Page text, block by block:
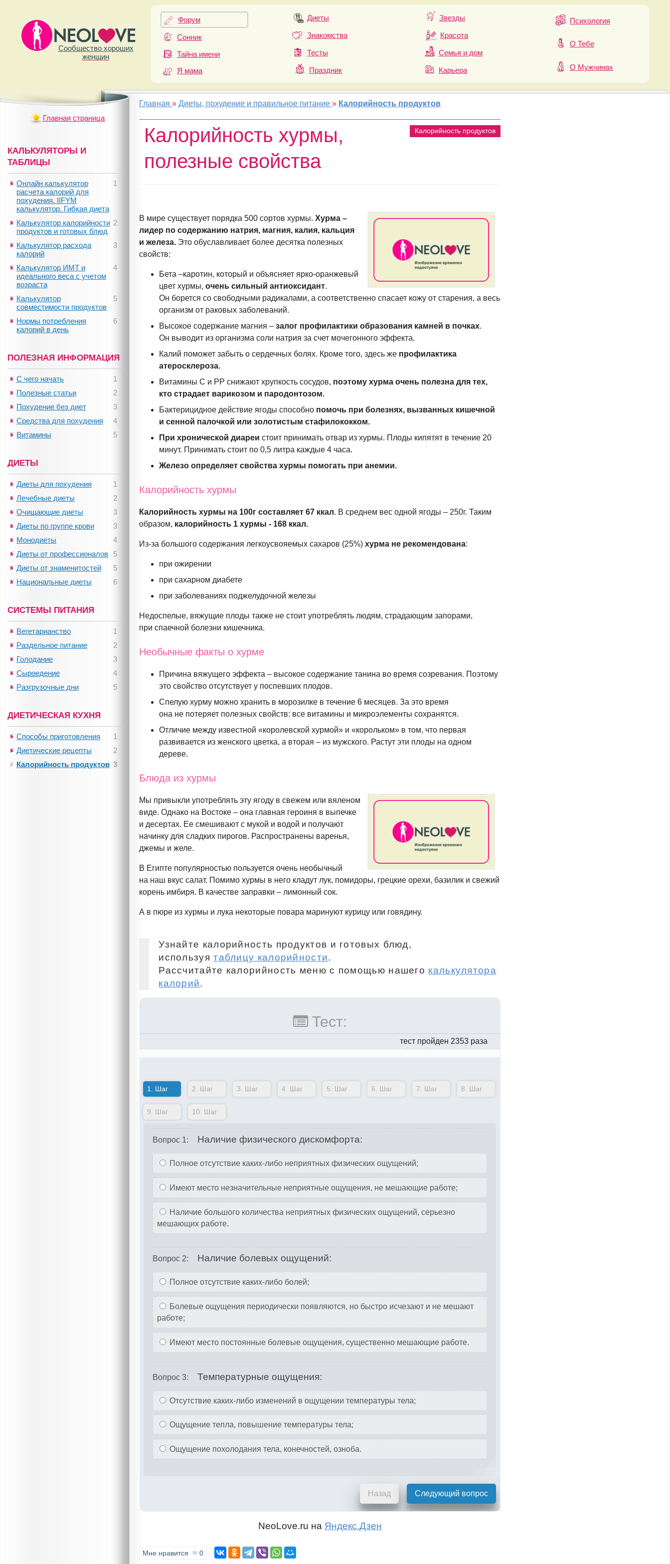
Сообщество хороших
женщин
Форум
Сонник
Тайна имени
Я мама
Диеты
Знакомства
Тесты
Праздник
Звезды
Красота
Семья и дом
Карьера
Психология
О Тебе
О Мужчинах
Главная »Диеты, похудение и правильное питание » Калорийность продуктов
Калорийность продуктов
Калорийность хурмы,
полезные свойства
В мире существует порядка 500 сортов хурмы.Хурма –
лидер по содержанию натрия, магния, калия, кальция
и железа. Это обуславливает более десятка полезных
свойств:
Бета –каротин, который и объясняет ярко-оранжевый
цвет хурмы,очень сильный антиоксидант.
Он борется со свободными радикалами, а соответственно спасает кожу от старения, а весь
организм от раковых заболеваний.
Высокое содержание магния –залог профилактики образования камней в почках.
Он выводит из организма соли натрия за счет мочегонного эффекта.
Калий поможет забыть о сердечных болях. Кроме того, здесь же профилактика
атеросклероза.
Витамины С и РР снижают хрупкость сосудов, поэтому хурма очень полезна для тех,
кто страдает варикозом и пародонтозом.
Бактерицидное действие ягоды способно помочь при болезнях, вызванных кишечной
и сенной палочкой или золотистым стафилококком.
При хронической диареи стоит принимать отвар из хурмы. Плоды кипятят в течение 20
минут. Принимать стоит по 0,5 литра каждые 4 часа.
Железо определяет свойства хурмы помогать при анемии.
Калорийность хурмы
Калорийность хурмы на 100г составляет 67 ккал. В среднем вес одной ягоды – 250г. Таким
образом, калорийность 1 хурмы - 168 ккал.
Из-за большого содержания легкоусвояемых сахаров (25%)хурма не рекомендована:
при ожирении
при сахарном диабете
при заболеваниях поджелудочной железы
Недоспелые, вяжущие плоды также не стоит употреблять людям, страдающим запорами,
при спаечной болезни кишечника.
Необычные факты о хурме
Причина вяжущего эффекта – высокое содержание танина во время созревания. Поэтому
это свойство отсутствует у поспевших плодов.
Спелую хурму можно хранить в морозилке в течение 6 месяцев. За это время
она не потеряет полезных свойств: все витамины и микроэлементы сохранятся.
Отличие между известной «королевской хурмой» и «корольком» в том, что первая
развивается из женского цветка, а вторая – из мужского. Растут эти плоды на одном
дереве.
Блюда из хурмы
Мы привыкли употреблять эту ягоду в свежем или вяленом
виде. Однако на Востоке – она главная героиня в выпечке
и десертах. Ее смешивают с мукой и водой и получают
начинку для сладких пирогов. Распространены варенья,
джемы и желе.
В Египте популярностью пользуется очень необычный
на наш вкус салат. Помимо хурмы в него кладут лук, помидоры, грецкие орехи, базилик и свежий
корень имбиря. В качестве заправки – лимонный сок.
А в пюре из хурмы и лука некоторые повара маринуют курицу или говядину.
Узнайте калорийность продуктов и готовых блюд,
используятаблицу калорийности.
Рассчитайте калорийность меню с помощью нашего калькулятора
калорий.
Тест:
тест пройден 2353 раза
1. Шаг 2. Шаг 3. Шаг 4. Шаг 5. Шаг 6. Шаг 7. Шаг 8. Шаг
9. Шаг 10. Шаг
Вопрос 1: Наличие физического дискомфорта:
Полное отсутствие каких-либо неприятных физических ощущений;
Имеют место незначительные неприятные ощущения, не мешающие работе;
Наличие большого количества неприятных физических ощущений, серьезно
мешающих работе.
Вопрос 2: Наличие болевых ощущений:
Полное отсутствие каких-либо болей;
Болевые ощущения периодически появляются, но быстро исчезают и не мешают
работе;
Имеют место постоянные болевые ощущения, существенно мешающие работе.
Вопрос 3: Температурные ощущения:
Отсутствие каких-либо изменений в ощущении температуры тела;
Ощущение тепла, повышение температуры тела;
Ощущение похолодания тела, конечностей, озноба.
Назад Следующий вопрос
NeoLove.ru на Яндекс.Дзен
Мне нравится 0
Главная страница
КАЛЬКУЛЯТОРЫ И
ТАБЛИЦЫ
1
Онлайн калькулятор
расчета калорий для
похудения. IIFYM
калькулятор. Гибкая диета
2
Калькулятор калорийности
продуктов и готовых блюд
3
Калькулятор расхода
калорий
4
Калькулятор ИМТ и
идеального веса с учетом
возраста
5
Калькулятор
совместимости продуктов
6
Нормы потребления
калорий в день
ПОЛЕЗНАЯ ИНФОРМАЦИЯ
1
С чего начать
2
Полезные статьи
3
Похудение без диет
4
Средства для похудения
5
Витамины
ДИЕТЫ
1
Диеты для похудения
2
Лечебные диеты
3
Очищающие диеты
3
Диеты по группе крови
4
Монодиеты
5
Диеты от профессионалов
5
Диеты от знаменитостей
6
Национальные диеты
СИСТЕМЫ ПИТАНИЯ
1
Вегетарианство
2
Раздельное питание
3
Голодание
4
Сыроедение
5
Разгрузочные дни
ДИЕТИЧЕСКАЯ КУХНЯ
1
Способы приготовления
2
Диетические рецепты
3
Калорийность продуктов